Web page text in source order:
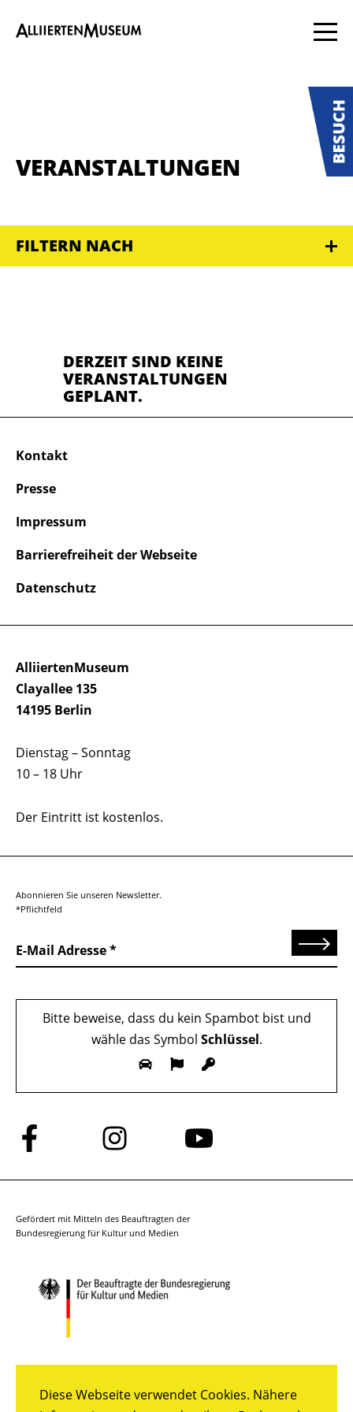
Diese Webseite verwendet Cookies. Nähere
VERANSTALTUNGEN
FILTERN NACH
DERZEIT SIND KEINE
VERANSTALTUNGEN
GEPLANT.
AlliiertenMuseum
Clayallee 135
14195 Berlin
Dienstag – Sonntag
10 – 18 Uhr
Der Eintritt ist kostenlos.
Kontakt
Presse
Impressum
Barrierefreiheit der Webseite
Datenschutz
Abonnieren Sie unseren Newsletter.
*Pflichtfeld
E-Mail Adresse Senden
Bitte beweise, dass du kein Spambot bist und
wähle das Symbol Schlüssel.
Folge
uns
auf
Folge
uns
auf
Folge
auf
Gefördert mit Mitteln des Beauftragten der
Bundesregierung für Kultur und Medien